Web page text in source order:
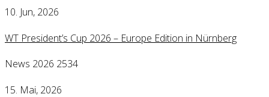
10. Jun, 2026
WT President’s Cup 2026 – Europe Edition in Nürnberg
News 2026 2534
15. Mai, 2026